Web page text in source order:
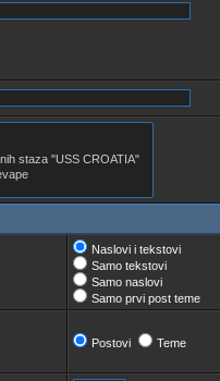
Naslovi i tekstovi
Samo tekstovi
Samo naslovi
Samo prvi post teme
Postovi Teme